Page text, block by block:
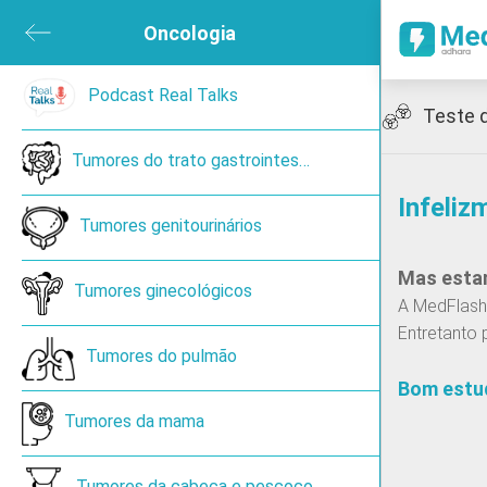
e de ReabilitaçãoOpen submenu
submenu
Cancro de pulmão de pequenas células
Close submenu Oncologia
Podcast Real Talks
Tumores do trato gastrointestinal
Tumores genitourinários
Tumores ginecológicos
Tumores do pulmão
Tumores da mama
Icon Teste
Mas
A
Entretanto
Bom